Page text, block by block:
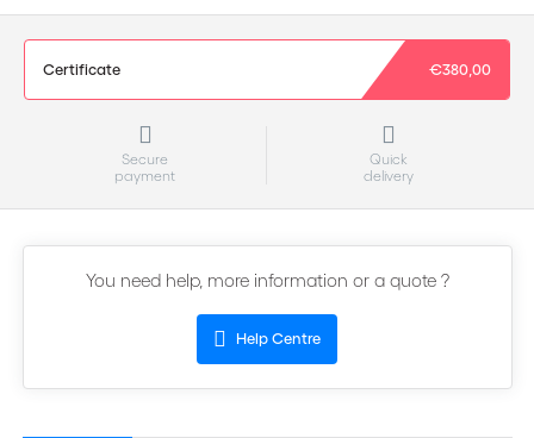
Certificate €380,00
Secure
payment
Quick
delivery
You need help, more information or a quote ?
Help Centre